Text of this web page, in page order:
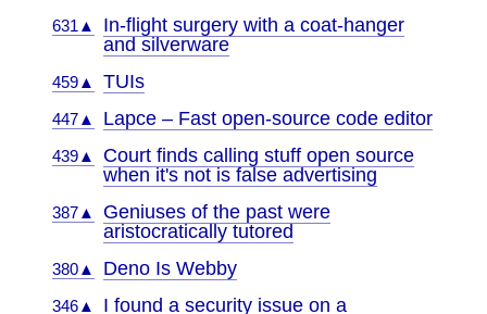
631▲
In-flight surgery with a coat-hanger
and silverware
459▲ TUIs
447▲ Lapce – Fast open-source code editor
439▲
Court finds calling stuff open source
when it's not is false advertising
387▲
Geniuses of the past were
aristocratically tutored
380▲ Deno Is Webby
346▲
I found a security issue on a